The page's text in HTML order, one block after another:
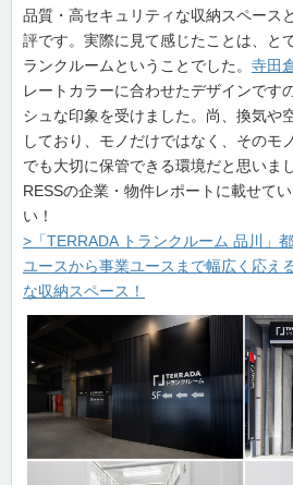
品質・高セキュリティな収納スペース
評です。実際に見て感じたことは、と
ランクルームということでした。 寺田
レートカラーに合わせたデザインです
シュな印象を受けました。尚、換気や
しており、モノだけではなく、そのモ
でも大切に保管できる環境だと思いま
RESSの企業・物件レポートに載せて
い！
>「TERRADA トランクルーム 品川」
ユースから事業ユースまで幅広く応え
な収納スペース！